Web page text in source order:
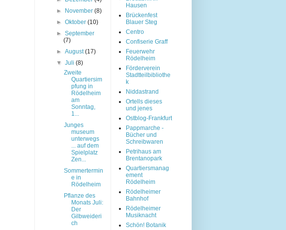
►
November(8)
►Oktober(10)
►September
(7)
►August(17)
▼Juli(8)
Zweite
Quartiersim
pfung in
Rödelheim
am
Sonntag,
1...
Junges
museum
unterwegs
... auf dem
Spielplatz
Zen...
Sommertermin
e in
Rödelheim
Pflanze des
Monats Juli:
Der
Gilbweideri
ch
Hausen
Brückenfest
Blauer Steg
Centro
Confiserie Graff
Feuerwehr
Rödelheim
Förderverein
Stadtteilbibliothe
k
Niddastrand
Ortells dieses
und jenes
Ostblog-Frankfurt
Pappmarche -
Bücher und
Schreibwaren
Petrihaus am
Brentanopark
Quartiersmanag
ement
Rödelheim
Rödelheimer
Bahnhof
Rödelheimer
Musiknacht
Schön! Botanik